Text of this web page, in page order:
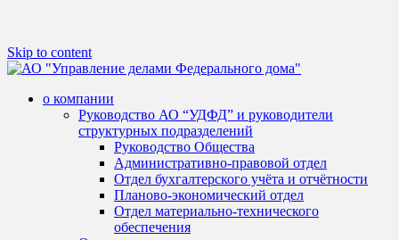
Skip to content
АО "Управление делами
Федерального дома"
Основная цель деятельности АО
"УДФД" – работы и услуги по
обеспечению эксплуатации помещений
здания Федерального дома
(административная часть здания по
адресу: Санкт- Петербург, Суворовский
о компании
Руководство АО “УДФД” и руководители
структурных подразделений
Руководство Общества
Административно-правовой отдел
Отдел бухгалтерского учёта и отчётности
Планово-экономический отдел
Отдел материально-технического
обеспечения